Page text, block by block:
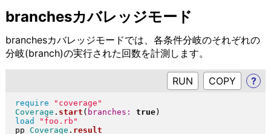
branchesカバレッジモード
branchesカバレッジモードでは、各条件分岐のそれぞれの
分岐(branch)の実行された回数を計測します。
RUN ?
require " coverage "
Coverage . start ( branches: true)
load
" foo.rb "
pp Coverage . result